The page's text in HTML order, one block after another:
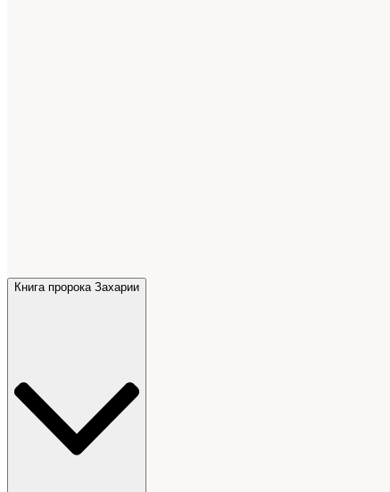
Книга пророка Захарии